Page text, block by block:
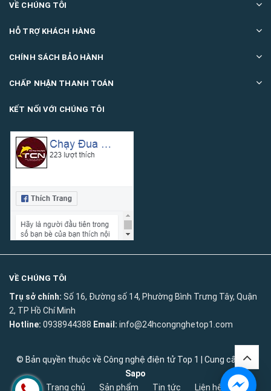
VỀ CHÚNG TÔI
HỖ TRỢ KHÁCH HÀNG
CHÍNH SÁCH BẢO HÀNH
CHẤP NHẬN THANH TOÁN
KẾT NỐI VỚI CHÚNG TÔI
VỀ CHÚNG TÔI
Trụ sở chính: Số 16, Đường số 14, Phường Bình Trưng Tây, Quận
2, TP Hồ Chí Minh
Hotline: 0938944388 Email: info@24hcongnghetop1.com
© Bản quyền thuộc về Công nghệ điện tử Top 1
Cung cấp bởi
Sapo
Trang chủ
Sản phẩm Tin tức Liên hệ